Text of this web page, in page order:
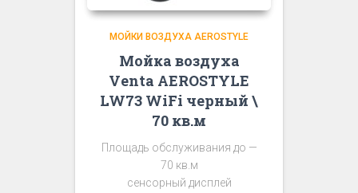
МОЙКИ ВОЗДУХА AEROSTYLE
Мойка воздуха
Venta AEROSTYLE
LW73 WiFi черный \
70 кв.м
Площадь обслуживания до —
70 кв.м
сенсорный дисплей